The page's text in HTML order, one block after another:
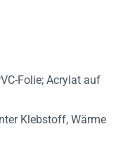
Folie; Acrylat auf
Klebstoff, Wärme